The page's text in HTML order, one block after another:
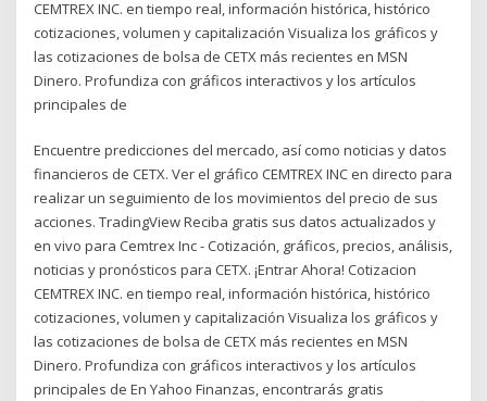
CEMTREX INC. en tiempo real, información histórica, histórico
cotizaciones, volumen y capitalización Visualiza los gráficos y
las cotizaciones de bolsa de CETX más recientes en MSN
Dinero. Profundiza con gráficos interactivos y los artículos
principales de
Encuentre predicciones del mercado, así como noticias y datos
financieros de CETX. Ver el gráfico CEMTREX INC en directo para
realizar un seguimiento de los movimientos del precio de sus
acciones. TradingView Reciba gratis sus datos actualizados y
en vivo para Cemtrex Inc - Cotización, gráficos, precios, análisis,
noticias y pronósticos para CETX. ¡Entrar Ahora! Cotizacion
CEMTREX INC. en tiempo real, información histórica, histórico
cotizaciones, volumen y capitalización Visualiza los gráficos y
las cotizaciones de bolsa de CETX más recientes en MSN
Dinero. Profundiza con gráficos interactivos y los artículos
principales de En Yahoo Finanzas, encontrarás gratis